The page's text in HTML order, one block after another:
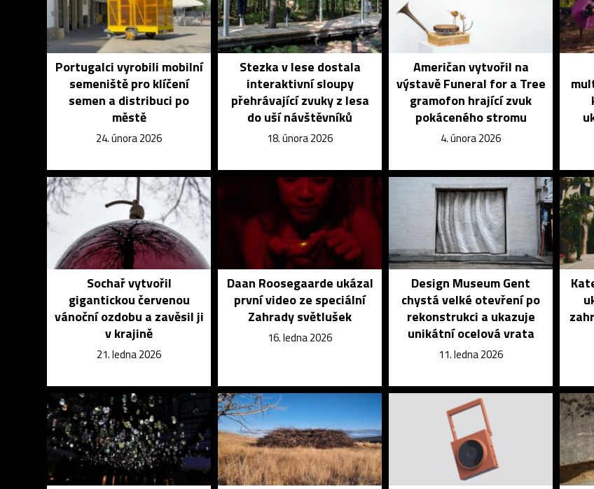
Portugalci vyrobili mobilní
semeniště pro klíčení
semen a distribuci po
městě
24. února 2026
Stezka v lese dostala
interaktivní sloupy
přehrávající zvuky z lesa
do uší návštěvníků
18. února 2026
Američan vytvořil na
výstavě Funeral for a Tree
gramofon hrající zvuk
pokáceného stromu
4. února 2026
Sochař vytvořil
gigantickou červenou
vánoční ozdobu a zavěsil ji
v krajině
21. ledna 2026
Daan Roosegaarde ukázal
první video ze speciální
Zahrady světlušek
16. ledna 2026
Design Museum Gent
chystá velké otevření po
rekonstrukci a ukazuje
unikátní ocelová vrata
11. ledna 2026